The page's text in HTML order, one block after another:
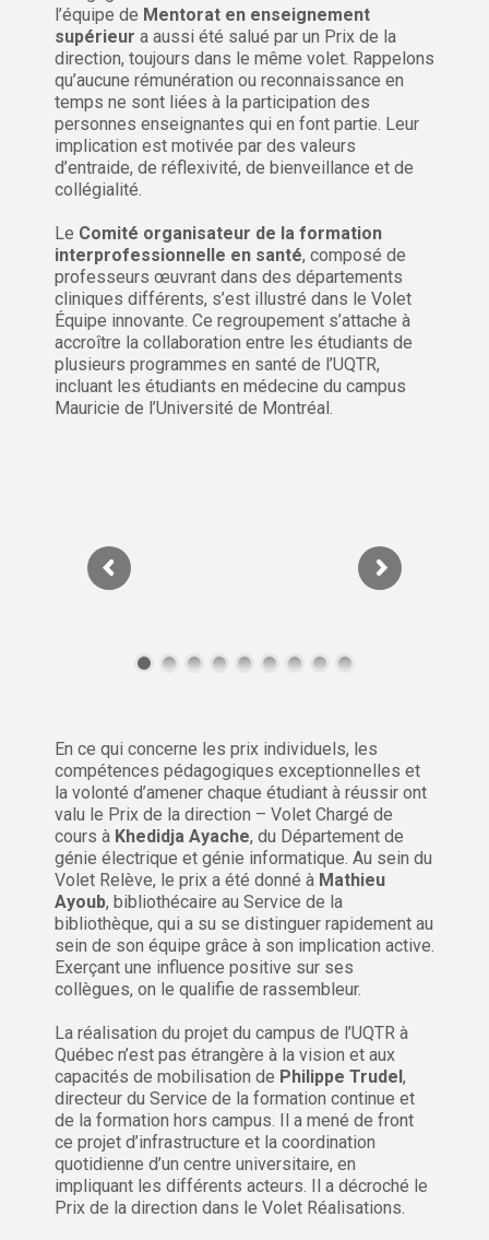
l’équipe de Mentorat en enseignement
supérieur a aussi été salué par un Prix de la
direction, toujours dans le même volet. Rappelons
qu’aucune rémunération ou reconnaissance en
temps ne sont liées à la participation des
personnes enseignantes qui en font partie. Leur
implication est motivée par des valeurs
d’entraide, de réflexivité, de bienveillance et de
collégialité.
Le Comité organisateur de la formation
interprofessionnelle en santé, composé de
professeurs œuvrant dans des départements
cliniques différents, s’est illustré dans le Volet
Équipe innovante. Ce regroupement s’attache à
accroître la collaboration entre les étudiants de
plusieurs programmes en santé de l’UQTR,
incluant les étudiants en médecine du campus
Mauricie de l’Université de Montréal.
En ce qui concerne les prix individuels, les
compétences pédagogiques exceptionnelles et
la volonté d’amener chaque étudiant à réussir ont
valu le Prix de la direction – Volet Chargé de
cours à Khedidja Ayache, du Département de
génie électrique et génie informatique. Au sein du
Volet Relève, le prix a été donné à Mathieu
Ayoub, bibliothécaire au Service de la
bibliothèque, qui a su se distinguer rapidement au
sein de son équipe grâce à son implication active.
Exerçant une influence positive sur ses
collègues, on le qualifie de rassembleur.
La réalisation du projet du campus de l’UQTR à
Québec n’est pas étrangère à la vision et aux
capacités de mobilisation de Philippe Trudel ,
directeur du Service de la formation continue et
de la formation hors campus. Il a mené de front
ce projet d’infrastructure et la coordination
quotidienne d’un centre universitaire, en
impliquant les différents acteurs. Il a décroché le
Prix de la direction dans le Volet Réalisations.